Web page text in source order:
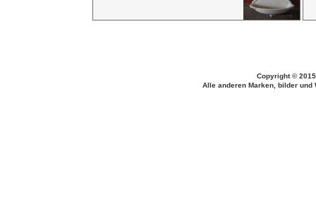
Copyright ©
Alle anderen Marken, bilder und